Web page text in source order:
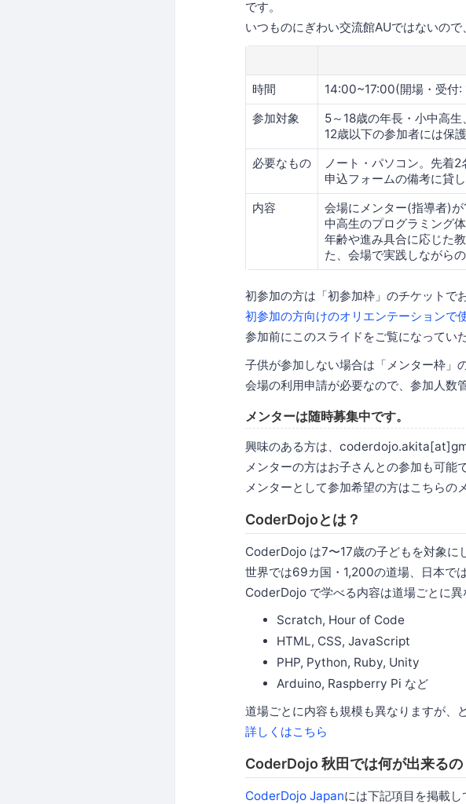
です。
いつものにぎわい交流館AUではないので
時間
14:00~17:00(開場・受付:
参加対象
5～18歳の年長・小中高
12歳以下の参加者には保
必要なもの
ノート・パソコン。先着2
申込フォームの備考に貸
内容
会場にメンター(指導者)
中高生のプログラミング
年齢や進み具合に応じた
た、会場で実践しながら
初参加の方は「初参加枠」のチケットで
初参加の方向けのオリエンテーションで
参加前にこのスライドをご覧になってい
子供が参加しない場合は「メンター枠」
会場の利用申請が必要なので、参加人数
メンターは随時募集中です。
興味のある方は、
メンターの方はお子さんとの参加も可能
メンターとして参加希望の方はこちら
CoderDojoとは？
CoderDojo は7〜17歳の子どもを対象に
世界では69カ国・1,200の道場、日本で
CoderDojo で学べる内容は道場ごとに異
Scratch, Hour of Code
HTML, CSS, JavaScript
PHP, Python, Ruby, Unity
Arduino, Raspberry Pi など
道場ごとに内容も規模も異なりますが、
詳しくはこちら
CoderDojo 秋田では何が出来るの
CoderDojo Japanには下記項目を掲載し